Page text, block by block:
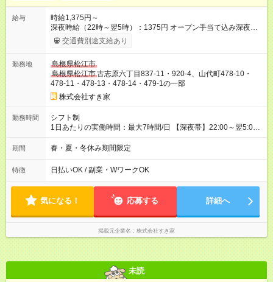
給与
時給1,375円～
深夜時給（22時～翌5時）：1375円 オープン手当て込み深夜時
給（22時～翌5時）：1500円 【オープン手当期間】
2026/10/01~2026/12/31 【試用期間】試用期間あり 試用期間の
の実態は30日（※条件変更なし）ですが、切り上げで一ヶ月と
させていただきます。 研修制度あり：15時間(研修中も同時給）
交通費別途支給あり
勤務地
島根県松江市
島根県松江市古志原六丁目837-11・920-4、山代町478-10・
478-11・478-13・478-14・479-1の一部
株式会社すき家
勤務時間
シフト制
1日あたりの実働時間：最大7時間/日 【深夜帯】22:00～翌5:00
週2日～・1日2h～OK◎ ※22:00から翌5:00までは18歳以上の方
のみ勤務可能です（18歳未満の深夜業務禁止のため） ★深夜で
す。 必ず、2名以上での勤務を行いますので、安心して働けま
す。
期間 春・夏・冬休み期間限定
特徴 日払いOK / 副業・WワークOK
気になる！ 応募する 詳細へ
掲載元企業名 株式会社すき家
未読